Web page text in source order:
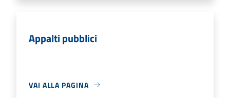
Appalti pubblici
VAI ALLA PAGINA